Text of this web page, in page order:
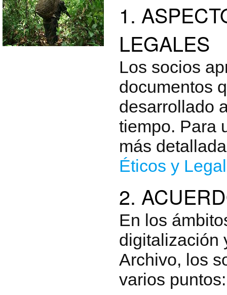
1.
LEGALES
Los socios
documentos
desarrollado
tiempo. Para
más
Éticos y
2.
En los
digitalización
Archivo, los
varios puntos: